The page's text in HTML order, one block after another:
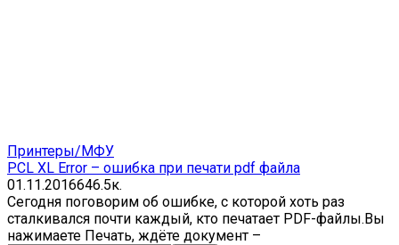
Принтеры/МФУ
PCL XL Error – ошибка при печати pdf файла
01.11.2016646.5к.
Сегодня поговорим об ошибке, с которой хоть раз
сталкивался почти каждый, кто печатает PDF-файлы.Вы
нажимаете Печать, ждёте документ –